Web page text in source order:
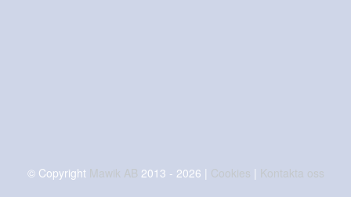
© Copyright Mawik AB 2013 - 2026 | Cookies | Kontakta oss